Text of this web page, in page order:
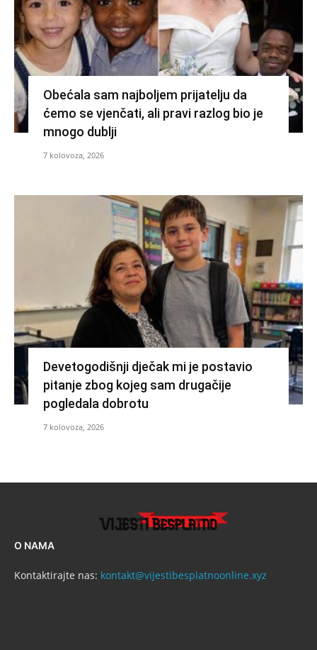
Obećala sam najboljem prijatelju da
ćemo se vjenčati, ali pravi razlog bio je
mnogo dublji
7 kolovoza, 2026
Devetogodišnji dječak mi je postavio
pitanje zbog kojeg sam drugačije
pogledala dobrotu
7 kolovoza, 2026
O NAMA
Kontaktirajte nas: kontakt@vijestibesplatnoonline.xyz